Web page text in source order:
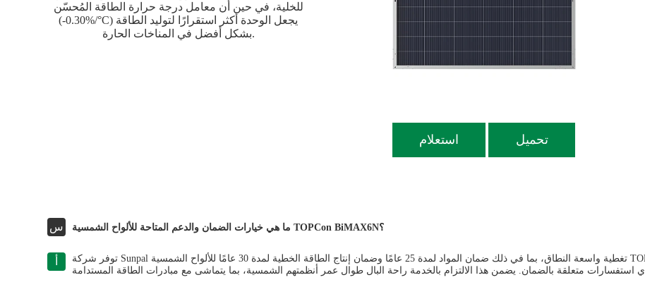
للخلية، في حين أن معامل درجة حرارة الطاقة المُحسّن
(-0.30%/°C) يجعل الوحدة أكثر استقرارًا لتوليد الطاقة
بشكل أفضل في المناخات الحارة.
استعلام تحميل
س ما هي خيارات الضمان والدعم المتاحة للألواح الشمسية TOPCon BiMAX6N؟
توفر شركة Sunpal تغطية واسعة النطاق، بما في ذلك ضمان المواد لمدة 25 عامًا وضمان إنتاج الطاقة الخطية لمدة 30 عامًا للألواح الشمسية TOPCon BiMAX6N. بالإضافة إلى ذلك، يستفيد العملاء من دعم العملاء